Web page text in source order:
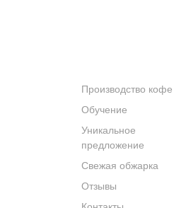
Производство кофе
Обучение
Уникальное
предложение
Свежая обжарка
Отзывы